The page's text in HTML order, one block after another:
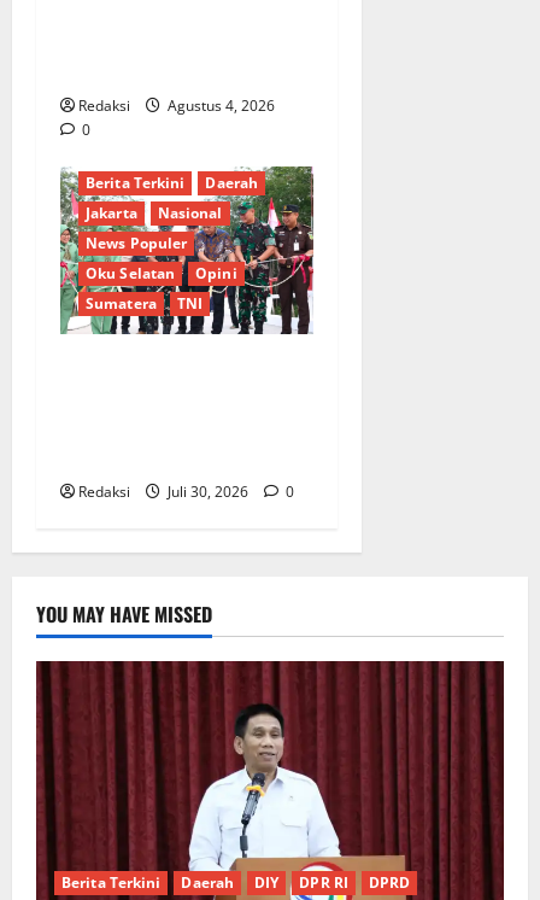
Redaksi
Agustus 4, 2026
0
Berita Terkini
Daerah
Jakarta
Nasional
News Populer
Oku Selatan
Opini
Sumatera
TNI
Redaksi Juli 30, 2026 0
YOU MAY HAVE MISSED
Berita Terkini Daerah DIY DPR RI
DPRD